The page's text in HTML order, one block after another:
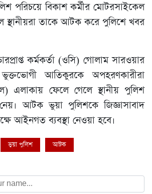
পরিচয়ে বিকাশ কর্মীর মোটরসাইকেল
স্থানীয়রা তাকে আটক করে পুলিশে খবর
কর্মকর্তা (ওসি) গোলাম সারওয়ার
আতিকুরকে অপহরণকারীরা
এলাকায় ফেলে গেলে স্থানীয় পুলিশ
আটক ভুয়া পুলিশকে জিজ্ঞাসাবাদ
আইনগত ব্যবস্থা নেওয়া হবে।
ভুয়া পুলিশ আটক